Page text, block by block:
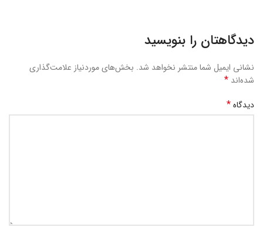
دیدگاهتان را بنویسید
نشانی ایمیل شما منتشر نخواهد شد. بخش‌های موردنیاز علامت‌گذاری
شده‌اند *
دیدگاه*